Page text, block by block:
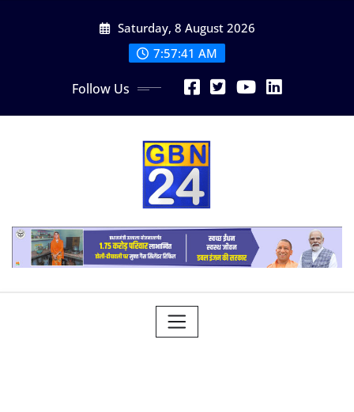
Saturday, 8 August 2026
7:57:42 AM
Follow Us